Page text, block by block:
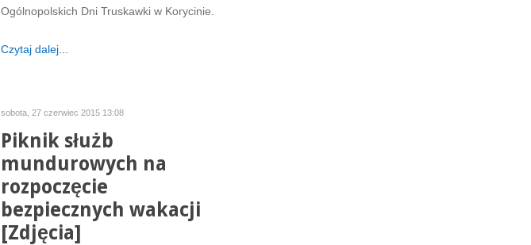
Ogólnopolskich Dni Truskawki w Korycinie.
Czytaj dalej...
sobota, 27 czerwiec 2015 13:08
Piknik służb
mundurowych na
rozpoczęcie
bezpiecznych wakacji
[Zdjęcia]